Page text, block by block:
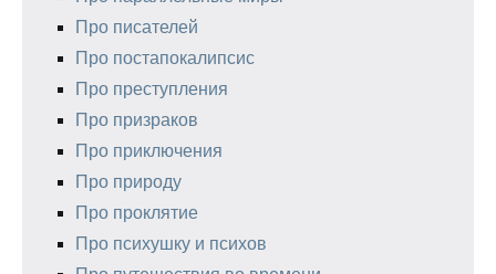
Про писателей
Про постапокалипсис
Про преступления
Про призраков
Про приключения
Про природу
Про проклятие
Про психушку и психов